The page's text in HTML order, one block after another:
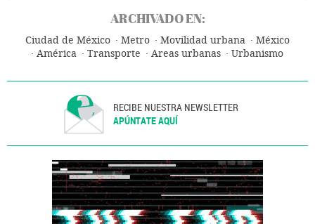
ARCHIVADO EN:
Ciudad de México Metro Movilidad urbana
México
América
Transporte Areas urbanas Urbanismo
RECIBE NUESTRA NEWSLETTER
APÚNTATE AQUÍ